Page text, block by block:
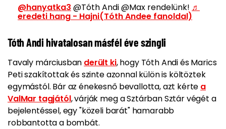
@hanyatka3 @Tóth Andi @Max rendelünk! ♬
eredeti hang - Hajni(Tóth Andee fanoldal)
Tóth Andi hivatalosan másfél éve szingli
Tavaly márciusban derült ki, hogy Tóth Andi és Marics
Peti szakítottak és szinte azonnal külön is költöztek
egymástól. Bár az énekesnő bevallotta, azt kérte a
ValMar tagjától, várják meg a Sztárban Sztár végét a
bejelentéssel, egy "közeli barát" hamarabb
robbantotta a bombát.